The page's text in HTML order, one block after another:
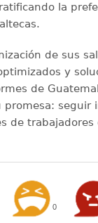
la
de sus
y
de
seguir
de trabajadores
0